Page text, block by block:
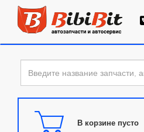
В корзине пусто